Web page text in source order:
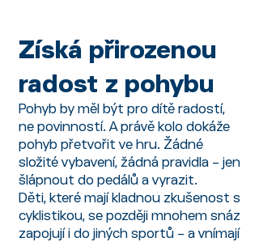
Získá přirozenou
radost z pohybu
Pohyb by měl být pro dítě radostí,
ne povinností. A právě kolo dokáže
pohyb přetvořit ve hru. Žádné
složité vybavení, žádná pravidla – jen
šlápnout do pedálů a vyrazit.
Děti, které mají kladnou zkušenost s
cyklistikou, se později mnohem snáz
zapojují i do jiných sportů – a vnímají